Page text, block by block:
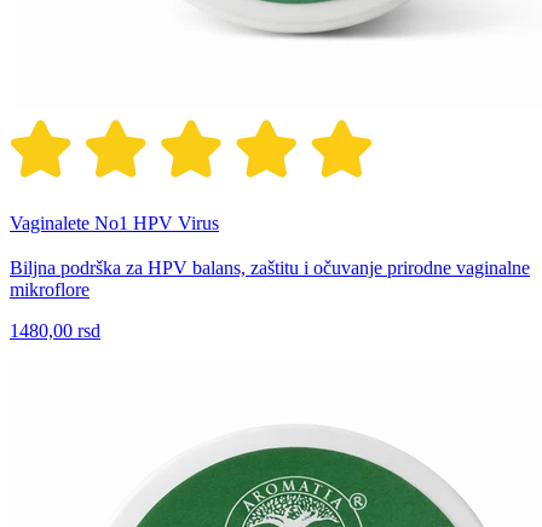
Vaginalete No1 HPV Virus
Biljna podrška za HPV balans, zaštitu i očuvanje prirodne vaginalne
mikroflore
1480,00 rsd